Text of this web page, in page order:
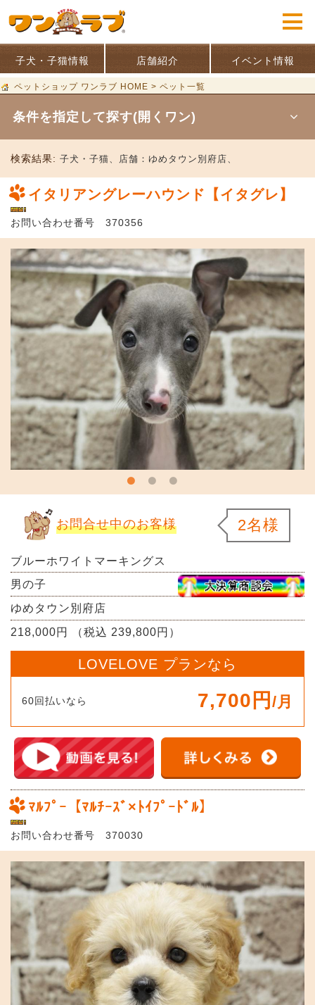
子犬・子猫情報 店舗紹介 イベント情報
ペットショップ ワンラブ HOME > ペット一覧
条件を指定して探す(開くワン)
検索結果: 子犬・子猫、 店舗： ゆめタウン別府店、
イタリアングレーハウンド【イタグレ】
お問い合わせ番号 370356
お問合せ中のお客様 2名様
ブルーホワイトマーキングス
男の子
ゆめタウン別府店
218,000円 （税込 239,800円）
LOVELOVE プランなら
60回払いなら 7,700円 /月
ﾏﾙﾌﾟｰ【ﾏﾙﾁｰｽﾞ×ﾄｲﾌﾟｰﾄﾞﾙ】
お問い合わせ番号 370030